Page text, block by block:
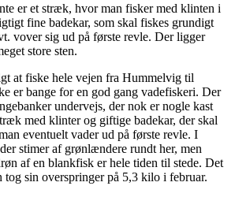
er et stræk, hvor man fisker med klinten i
fine badekar, som skal fiskes grundigt
vover sig ud på første revle. Der ligger
store sten.
at fiske hele vejen fra Hummelvig til
er bange for en god gang vadefiskeri. Der
undervejs, der nok er nogle kast
med klinter og giftige badekar, der skal
eventuelt vaderud på første revle. I
stimer af grønlændere rundt her, men
af en blankfisk er hele tiden til stede. Det
sin overspringer på 5,3 kilo i februar.